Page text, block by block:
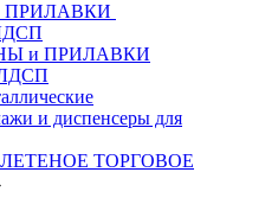
и ПРИЛАВКИ
ЛДСП
и диспенсеры для
ТОРГОВОЕ